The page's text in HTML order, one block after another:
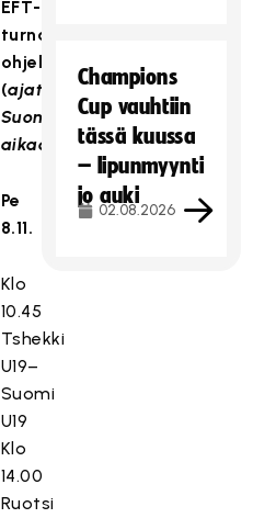
EFT-
turnauksen
ohjelma
(ajat
Suomen
aikaa
Pe
8.11.
Klo
10.45
Tshekki
U19–
Suomi
U19
Klo
14.00
Ruotsi
Champions
Cup vauhtiin
tässä kuussa
– lipunmyynti
jo auki
02.08.2026